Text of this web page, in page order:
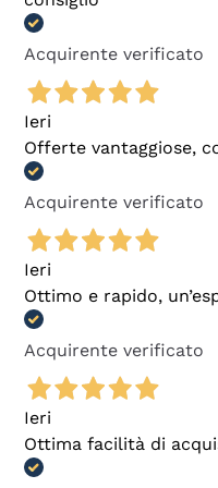
Acquirente verificato
Ieri
Offerte vantaggiose,
Acquirente verificato
Ieri
Ottimo e rapido,
Acquirente verificato
Ieri
Ottima facilità di